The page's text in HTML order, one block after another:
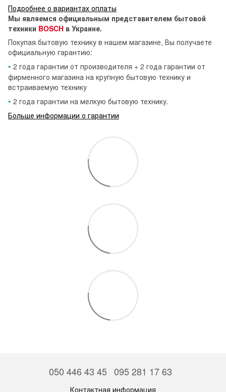
Подробнее о вариантах оплаты
Мы являемся официальным представителем бытовой
техники BOSCH в Украине.
Покупая бытовую технику в нашем магазине, Вы получаете
официальную гарантию:
• 2 года гарантии от производителя + 2 года гарантии от
фирменного магазина на крупную бытовую технику и
встраиваемую технику
• 2 года гарантии на мелкую бытовую технику.
Больше информации о гарантии
050 446 43 45 095 281 17 63
Контактная информация